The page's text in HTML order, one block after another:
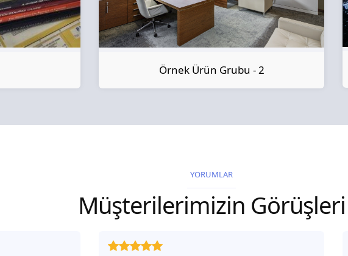
Örnek Ürün Grubu - 2
YORUMLAR
Müşterilerimizin Görüşleri